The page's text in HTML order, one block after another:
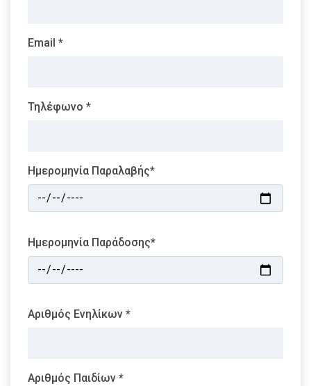
Email *
Τηλέφωνο *
Ημερομηνία Παραλαβής*
Ημερομηνία Παράδοσης*
Αριθμός Ενηλίκων *
Αριθμός Παιδίων *